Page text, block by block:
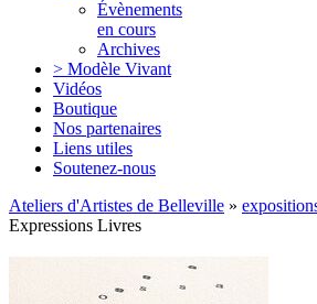
Évènements
en cours
Archives
> Modèle Vivant
Vidéos
Boutique
Nos partenaires
Liens utiles
Soutenez-nous
Ateliers d'Artistes de Belleville »
Expressions Livres